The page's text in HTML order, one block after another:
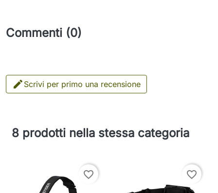
Commenti (0)
 Scrivi per primo una recensione
8 prodotti nella stessa categoria
favorite_border favorite_border